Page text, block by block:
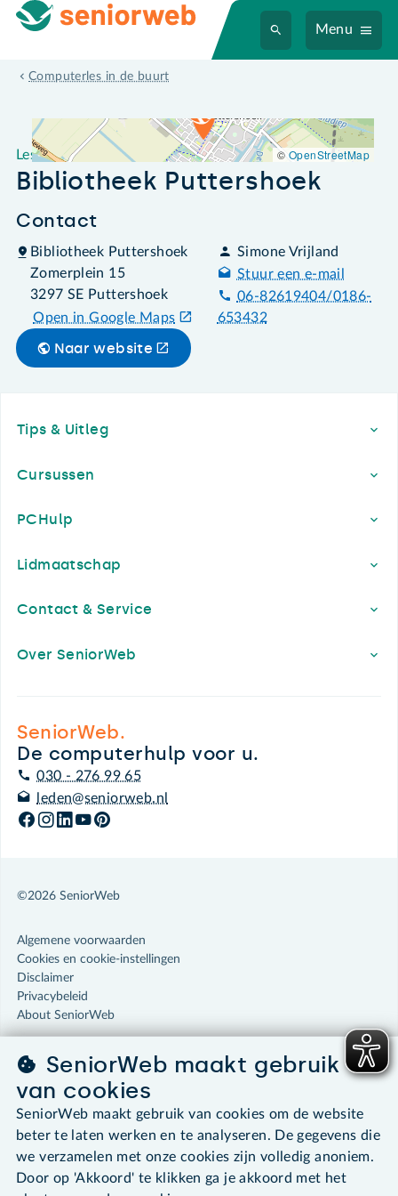
Menu
Computerles in de buurt
Leslocatie Bibliotheek Puttershoek
Leslocatie
Bibliotheek Puttershoek
Contact
Bibliotheek Puttershoek
Zomerplein 15
3297 SE Puttershoek
Open in Google Maps
Simone Vrijland
Stuur een e-mail
06-82619404/0186-
653432
Naar website
©OpenStreetMap
Tips & Uitleg
Cursussen
PCHulp
Lidmaatschap
Contact & Service
Over SeniorWeb
SeniorWeb.
De computerhulp voor u.
030 - 276 99 65
leden@seniorweb.nl
©2026 SeniorWeb
Algemene voorwaarden
Cookies en cookie-instellingen
Disclaimer
Privacybeleid
About SeniorWeb
SeniorWeb maakt gebruik
van cookies
SeniorWeb maakt gebruik van cookies om de website
beter te laten werken en te analyseren. De gegevens die
we verzamelen met onze cookies zijn volledig anoniem.
Door op 'Akkoord' te klikken ga je akkoord met het